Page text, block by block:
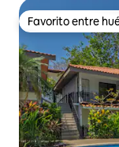
Favorito entre
Favorito entre